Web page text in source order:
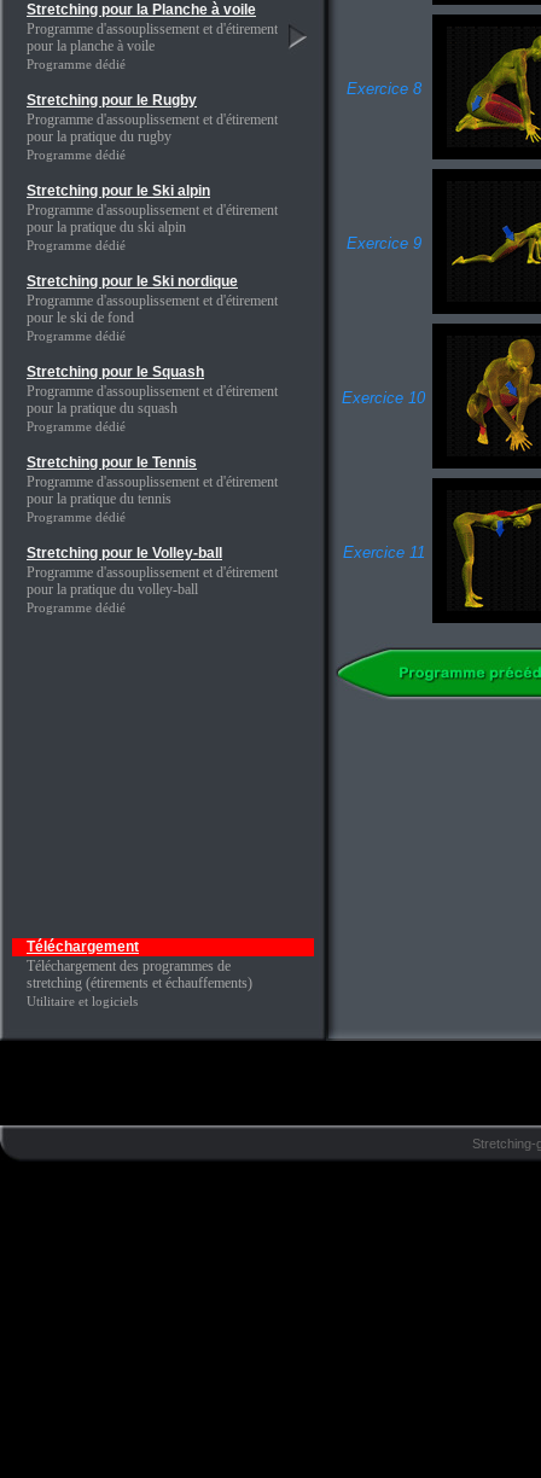
Stretching pour la Planche à voile
Programme d'assouplissement et d'étirement
pour la planche à voile
Programme dédié
Stretching pour le Rugby
Programme d'assouplissement et d'étirement
pour la pratique du rugby
Programme dédié
Stretching pour le Ski alpin
Programme d'assouplissement et d'étirement
pour la pratique du ski alpin
Programme dédié
Stretching pour le Ski nordique
Programme d'assouplissement et d'étirement
pour le ski de fond
Programme dédié
Stretching pour le Squash
Programme d'assouplissement et d'étirement
pour la pratique du squash
Programme dédié
Stretching pour le Tennis
Programme d'assouplissement et d'étirement
pour la pratique du tennis
Programme dédié
Stretching pour le Volley-ball
Programme d'assouplissement et d'étirement
pour la pratique du volley-ball
Programme dédié
Téléchargement
Téléchargement des programmes de
stretching (étirements et échauffements)
Utilitaire et logiciels
Exercice 8
Exercice 9
Exercice 10
Exercice 11